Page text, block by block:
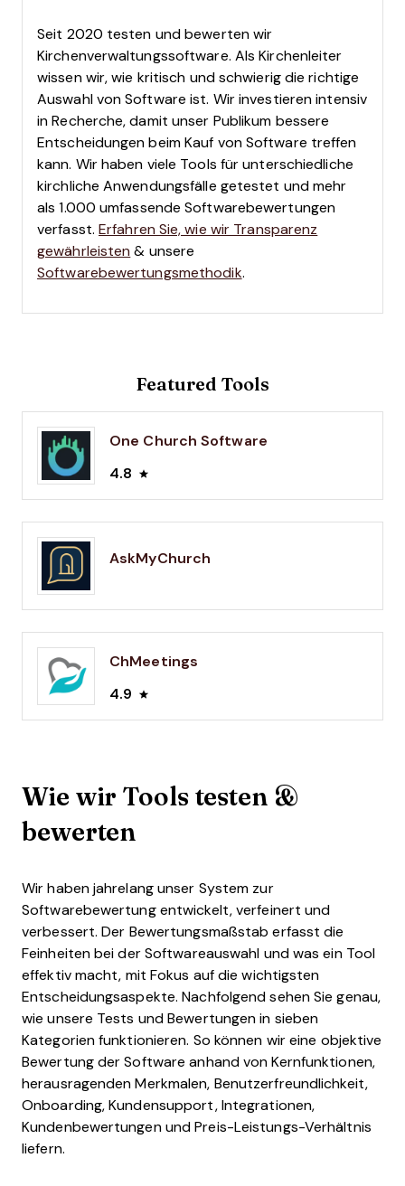
Seit 2020 testen und bewerten wir
Kirchenverwaltungssoftware. Als Kirchenleiter
wissen wir, wie kritisch und schwierig die richtige
Auswahl von Software ist. Wir investieren intensiv
in Recherche, damit unser Publikum bessere
Entscheidungen beim Kauf von Software treffen
kann. Wir haben viele Tools für unterschiedliche
kirchliche Anwendungsfälle getestet und mehr
als 1.000 umfassende Softwarebewertungen
verfasst. Erfahren Sie, wie wir Transparenz
gewährleisten & unsere
Softwarebewertungsmethodik.
Featured Tools
One Church Software
4.8
AskMyChurch
ChMeetings
4.9
Wie wir Tools testen &
bewerten
Wir haben jahrelang unser System zur
Softwarebewertung entwickelt, verfeinert und
verbessert. Der Bewertungsmaßstab erfasst die
Feinheiten bei der Softwareauswahl und was ein Tool
effektiv macht, mit Fokus auf die wichtigsten
Entscheidungsaspekte. Nachfolgend sehen Sie genau,
wie unsere Tests und Bewertungen in sieben
Kategorien funktionieren. So können wir eine objektive
Bewertung der Software anhand von Kernfunktionen,
herausragenden Merkmalen, Benutzerfreundlichkeit,
Onboarding, Kundensupport, Integrationen,
Kundenbewertungen und Preis-Leistungs-Verhältnis
liefern.